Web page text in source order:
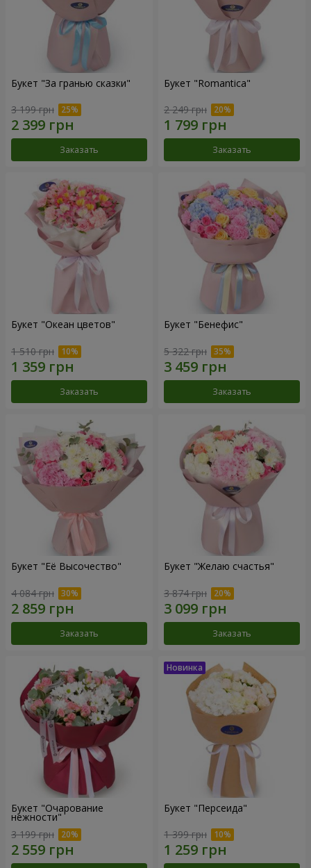
Букет "За гранью сказки"
3 199 грн
Заказать
Букет "Romantica"
2 249 грн
Заказать
Букет "Океан цветов"
1 510 грн
Заказать
Букет "Бенефис"
5 322 грн
Заказать
Букет "Её Высочество"
4 084 грн
Заказать
Букет "Желаю счастья"
3 874 грн
Заказать
Букет "Очарование
нежности"
3 199 грн
Букет "Персеида"
1 399 грн